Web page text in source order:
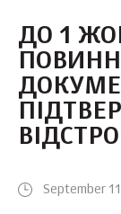
ДО 1
September